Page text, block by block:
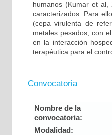
humanos (Kumar et
caracterizados. Para
(cepa virulenta de
metales pesados, con
en la interacción
terapéutica para el
Convocatoria
Nombre de la
convocatoria:
Modalidad: